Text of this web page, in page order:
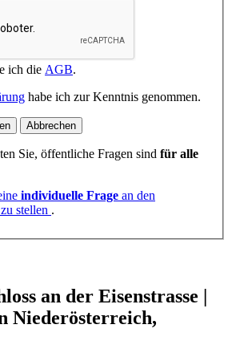
ich die AGB.
habe ich zur Kenntnis genommen.
Abbrechen
Sie, öffentliche Fragen sind für alle
individuelle Frage an den
stellen .
an der Eisenstrasse |
Niederösterreich,